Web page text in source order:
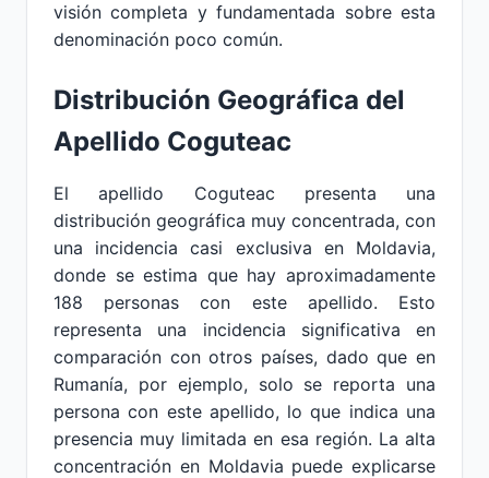
visión completa y fundamentada sobre esta
denominación poco común.
Distribución Geográfica del
Apellido Coguteac
El apellido Coguteac presenta una
distribución geográfica muy concentrada, con
una incidencia casi exclusiva en Moldavia,
donde se estima que hay aproximadamente
188 personas con este apellido. Esto
representa una incidencia significativa en
comparación con otros países, dado que en
Rumanía, por ejemplo, solo se reporta una
persona con este apellido, lo que indica una
presencia muy limitada en esa región. La alta
concentración en Moldavia puede explicarse